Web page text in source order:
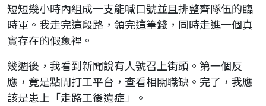
短短幾小時內組成一支能喊口號並且排整齊隊伍的臨
時軍。我走完這段路，領完這筆錢，同時走進一個真
實存在的假象裡。
幾週後，我看到新聞說有人號召上街頭。第一個反
應，竟是點開打工平台，查看相關職缺。完了，我應
該是患上「走路工後遺症」。